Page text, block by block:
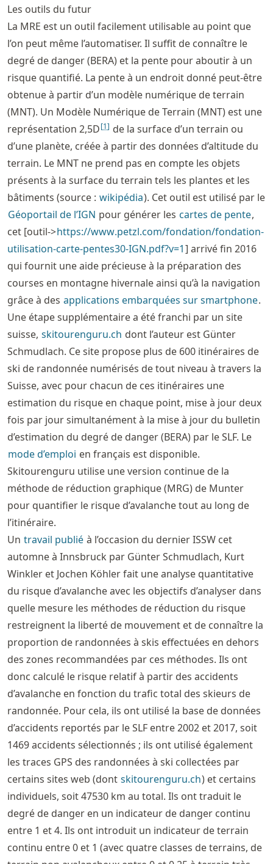
Les outils du futur
La MRE est un outil facilement utilisable au point que
l’on peut même l’automatiser. Il suffit de connaître le
degré de danger (BERA) et la pente pour aboutir à un
risque quantifié. La pente à un endroit donné peut-être
obtenue à partir d’un modèle numérique de terrain
(MNT). Un Modèle Numérique de Terrain (MNT) est une
représentation 2,5D[1] de la surface d’un terrain ou
d’une planète, créée à partir des données d’altitude du
terrain. Le MNT ne prend pas en compte les objets
présents à la surface du terrain tels les plantes et les
bâtiments (source : wikipédia). Cet outil est utilisé par le
Géoportail de l’IGN pour générer les cartes de pente,
cet [outil->https://www.petzl.com/fondation/fondation-
utilisation-carte-pentes30-IGN.pdf?v=1] arrivé fin 2016
qui fournit une aide précieuse à la préparation des
courses en montagne hivernale ainsi qu’à la navigation
grâce à des applications embarquées sur smartphone.
Une étape supplémentaire a été franchi par un site
suisse, skitourenguru.ch dont l’auteur est Günter
Schmudlach. Ce site propose plus de 600 itinéraires de
ski de randonnée numérisés de tout niveau à travers la
Suisse, avec pour chacun de ces itinéraires une
estimation du risque en chaque point, mise à jour deux
fois par jour simultanément à la mise à jour du bulletin
d’estimation du degré de danger (BERA) par le SLF. Le
mode d’emploi en français est disponible.
Skitourenguru utilise une version continue de la
méthode de réduction graphique (MRG) de Munter
pour quantifier le risque d’avalanche tout au long de
l’itinéraire.
Un travail publié à l’occasion du dernier ISSW cet
automne à Innsbruck par Günter Schmudlach, Kurt
Winkler et Jochen Köhler fait une analyse quantitative
du risque d’avalanche avec les objectifs d’analyser dans
quelle mesure les méthodes de réduction du risque
restreignent la liberté de mouvement et de connaître la
proportion de randonnées à skis effectuées en dehors
des zones recommandées par ces méthodes. Ils ont
donc calculé le risque relatif à partir des accidents
d’avalanche en fonction du trafic total des skieurs de
randonnée. Pour cela, ils ont utilisé la base de données
d’accidents reportés par le SLF entre 2002 et 2017, soit
1469 accidents sélectionnés ; ils ont utilisé également
les traces GPS des randonnées à ski collectées par
certains sites web (dont skitourenguru.ch) et certains
individuels, soit 47530 km au total. Ils ont traduit le
degré de danger en un indicateur de danger continu
entre 1 et 4. Ils ont introduit un indicateur de terrain
continu entre 0 et 1 (avec quatre classes de terrains, de